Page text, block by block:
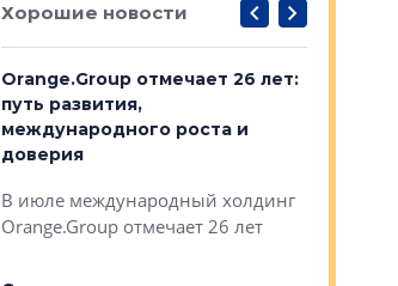
Хорошие новости
Orange.Group отмечает 26 лет:
путь развития,
международного роста и
доверия
В июле международный холдинг
Orange.Group отмечает 26 лет